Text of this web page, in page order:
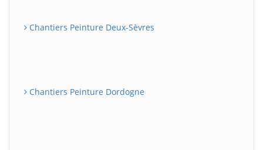
Chantiers Peinture Deux-Sèvres
Chantiers Peinture Dordogne